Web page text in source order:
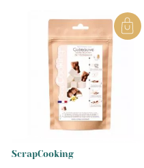
ScrapCooking